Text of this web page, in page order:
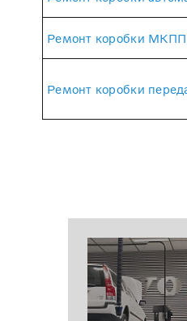
Ремонт коробки МКПП
Ремонт коробки